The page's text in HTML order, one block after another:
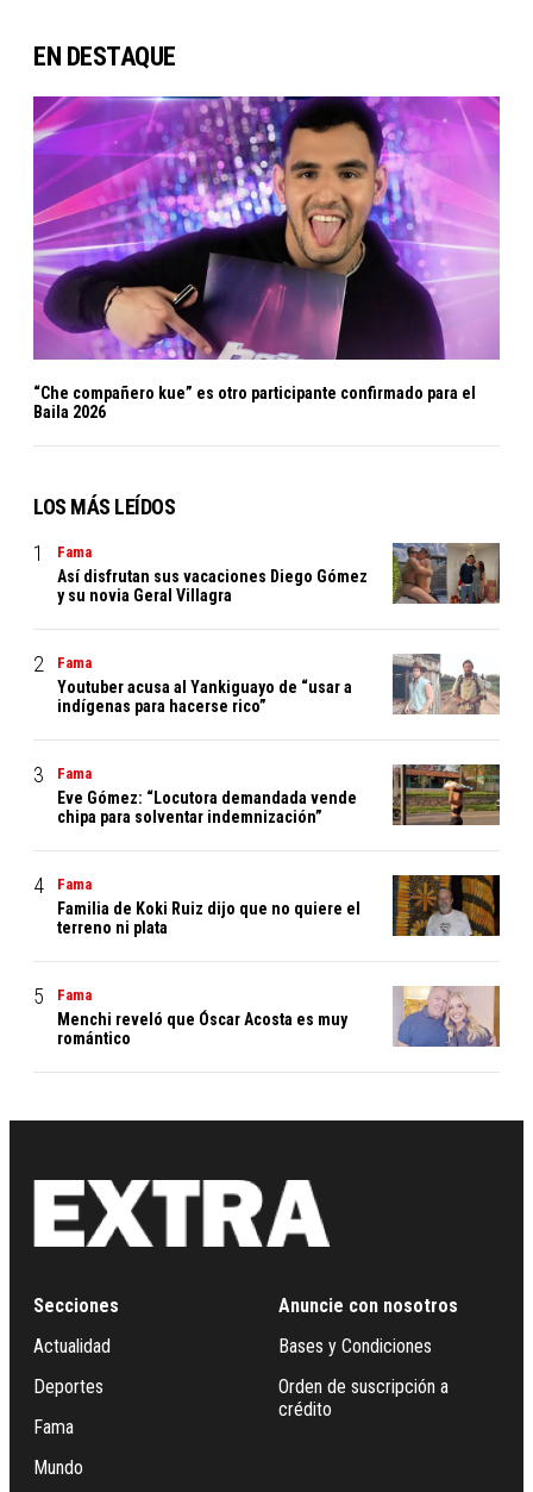
EN DESTAQUE
“Che compañero kue” es otro participante confirmado para el
Baila 2026
LOS MÁS LEÍDOS
Fama
Así disfrutan sus vacaciones Diego Gómez
y su novia Geral Villagra
Fama
Youtuber acusa al Yankiguayo de “usar a
indígenas para hacerse rico”
Fama
Eve Gómez: “Locutora demandada vende
chipa para solventar indemnización”
Fama
Familia de Koki Ruiz dijo que no quiere el
terreno ni plata
Fama
Menchi reveló que Óscar Acosta es muy
romántico
Secciones
Actualidad
Deportes
Fama
Mundo
Anuncie con nosotros
Bases y Condiciones
Orden de suscripción a
crédito